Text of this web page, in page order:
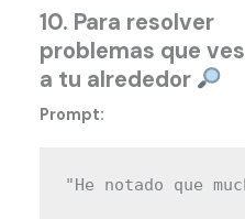
10. Para resolver
problemas que ves
a tu alrededor
Prompt: